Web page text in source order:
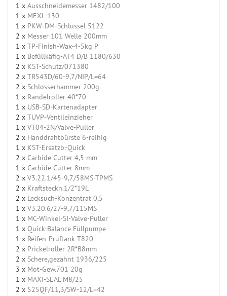
1 x Ausschneidemesser 1482/100
1 x MEXL-130
1 x PKW-DM-Schlüssel 5122
2 x Messer 101 Welle 200mm
1 x TP-Finish-Wax-4-5kg P
1 x Befüllkäfig-AT4 D/B 1180/630
2 x KST-Schutz/071380
2 x TR543D/60-9,7/NIP/L=64
2 x Schlosserhammer 200g
1 x Rändelroller 40*70
1 x USB-SD-Kartenadapter
2 x TUVP-Ventileinzieher
1 x VT04-2N/Valve-Puller
2 x Handdrahtbürste 6-reihig
1 x KST-Ersatzb.-Quick
2 x Carbide Cutter 4,5 mm
1 x Carbide Cutter 8mm
2 x V3.22.1/45-9,7/58MS-TPMS
2 x Kraftsteckn.1/2*19L
2 x Lecksuch-Konzentrat 0,5
1 x V3.20.6/27-9,7/115MS
1 x MC-Winkel-SI-Valve-Puller
1 x Quick-Balance Füllpumpe
1 x Reifen-Prüftank T820
2 x Prickelroller 2R*B8mm
2 x Schere,gezahnt 1936/225
3 x Mot-Gew.701 20g
1 x MAXI-SEAL M8/25
2 x 525QF/11,3/SW-12/L=42